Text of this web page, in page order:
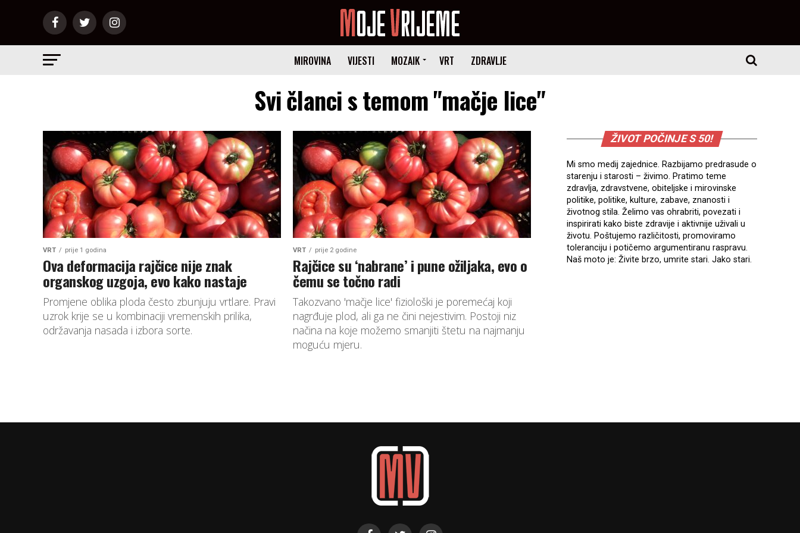
MIROVINA VIJESTI MOZAIK VRT ZDRAVLJE
Svi članci s temom "mačje lice"
VRT prije 1 godina
Ova deformacija rajčice nije znak
organskog uzgoja, evo kako nastaje
Promjene oblika ploda često zbunjuju vrtlare. Pravi
uzrok krije se u kombinaciji vremenskih prilika,
održavanja nasada i izbora sorte.
VRT prije 2 godine
Rajčice su ‘nabrane’ i pune ožiljaka, evo o
čemu se točno radi
Takozvano 'mačje lice' fiziološki je poremećaj koji
nagrđuje plod, ali ga ne čini nejestivim. Postoji niz
načina na koje možemo smanjiti štetu na najmanju
moguću mjeru.
ŽIVOT POČINJE S 50!
Mi smo medij zajednice. Razbijamo predrasude o
starenju i starosti – živimo. Pratimo teme
zdravlja, zdravstvene, obiteljske i mirovinske
politike, politike, kulture, zabave, znanosti i
životnog stila. Želimo vas ohrabriti, povezati i
inspirirati kako biste zdravije i aktivnije uživali u
životu. Poštujemo različitosti, promoviramo
toleranciju i potičemo argumentiranu raspravu.
Naš moto je: Živite brzo, umrite stari. Jako stari.